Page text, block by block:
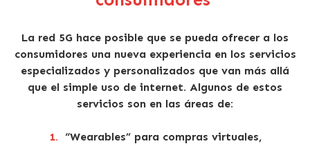
La red 5G hace posible que se pueda ofrecer a los
consumidores una nueva experiencia en los servicios
especializados y personalizados que van más allá
que el simple uso de internet. Algunos de estos
servicios son en las áreas de:
1. “Wearables” para compras virtuales,